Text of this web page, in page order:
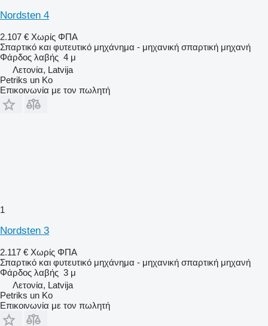
Nordsten 4
2.107 € Χωρίς ΦΠΑ
Σπαρτικό και φυτευτικό μηχάνημα - μηχανική σπαρτική μηχανή
Φάρδος λαβής 4 μ
Λετονία, Latvija
Petriks un Ko
Επικοινωνία με τον πωλητή
1
Nordsten 3
2.117 € Χωρίς ΦΠΑ
Σπαρτικό και φυτευτικό μηχάνημα - μηχανική σπαρτική μηχανή
Φάρδος λαβής 3 μ
Λετονία, Latvija
Petriks un Ko
Επικοινωνία με τον πωλητή